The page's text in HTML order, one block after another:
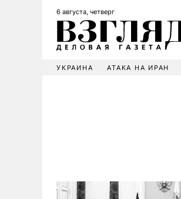
6 августа, четверг
УКРАИНА АТАКА НА ИРАН